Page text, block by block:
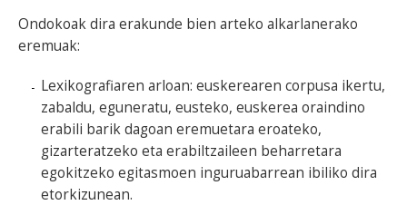
Ondokoak dira erakunde bien arteko alkarlanerako
eremuak:
Lexikografiaren arloan: euskerearen corpusa ikertu,
zabaldu, eguneratu, eusteko, euskerea oraindino
erabili barik dagoan eremuetara eroateko,
gizarteratzeko eta erabiltzaileen beharretara
egokitzeko egitasmoen inguruabarrean ibiliko dira
etorkizunean.